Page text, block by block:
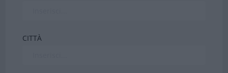
CITTÀ